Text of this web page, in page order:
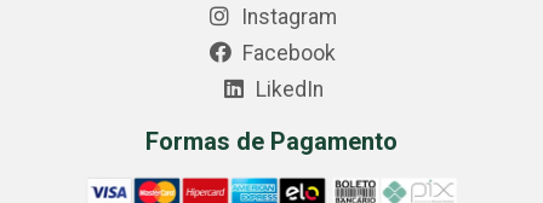
Instagram
Facebook
LikedIn
Formas de Pagamento